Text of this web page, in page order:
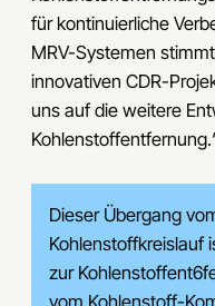
für kontinuierliche
MRV-Systemen
innovativen CDR-
uns auf die weitere
Dieser Übergang
Kohlenstoffkreislauf
zur